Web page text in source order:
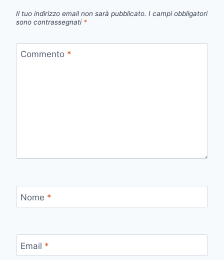
Il tuo indirizzo email non sarà pubblicato. I campi obbligatori
sono contrassegnati *
Commento *
Nome *
Email *